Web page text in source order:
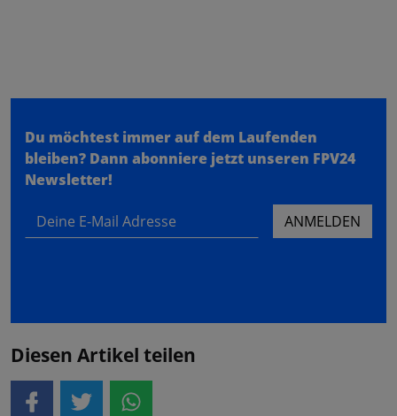
Du möchtest immer auf dem Laufenden
bleiben? Dann abonniere jetzt unseren FPV24
Newsletter!
Deine E-Mail Adresse
ANMELDEN
Diesen Artikel teilen